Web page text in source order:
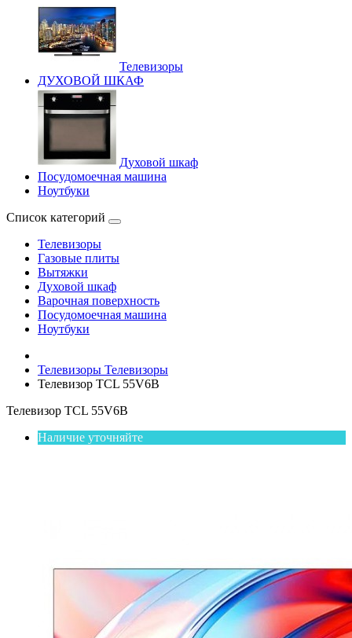
Телевизоры
ДУХОВОЙ ШКАФ
Духовой шкаф
Посудомоечная машина
Ноутбуки
Список категорий
Телевизоры
Газовые плиты
Вытяжки
Духовой шкаф
Варочная поверхность
Посудомоечная машина
Ноутбуки
Телевизоры Телевизоры
Телевизор TCL 55V6B
Телевизор TCL 55V6B
Наличие уточняйте